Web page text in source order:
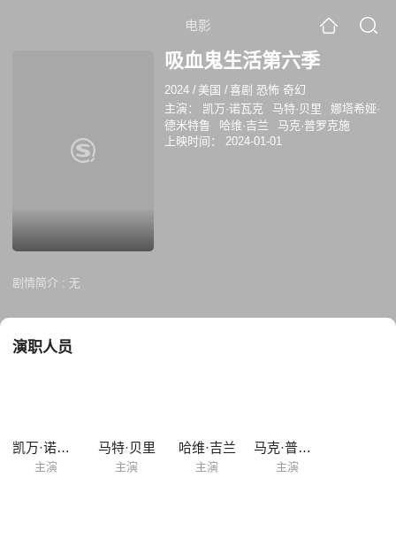
电影
吸血鬼生活第六季
2024 / 美国 /喜剧 恐怖 奇幻
主演：
凯万·诺瓦克 马特·贝里
娜塔希娅·
德米特鲁
哈维·吉兰
马克·普罗克施
上映时间：
2024-01-01
剧情简介 : 无
演职人员
凯万·诺瓦克
主演
马特·贝里
主演
哈维·吉兰
主演
马克·普罗克施
主演